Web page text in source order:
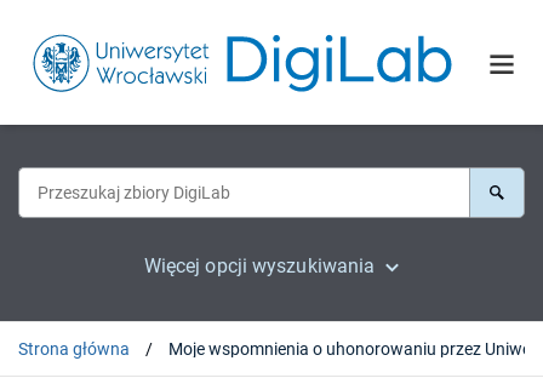
Więcej opcji wyszukiwania
Strona główna